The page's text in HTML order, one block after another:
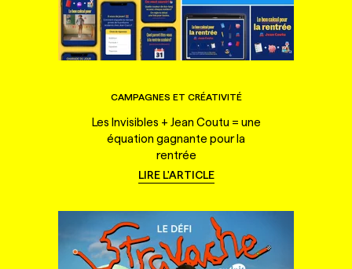
CAMPAGNES ET CRÉATIVITÉ
Les Invisibles + Jean Coutu = une
équation gagnante pour la
rentrée
LIRE L'ARTICLE